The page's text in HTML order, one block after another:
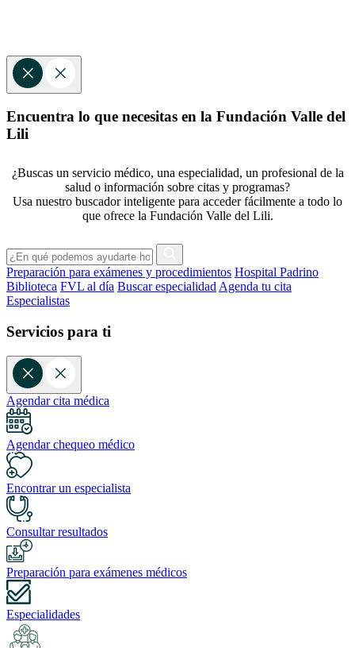
Encuentra lo que necesitas en la Fundación Valle del
Lili
¿Buscas un servicio médico, una especialidad, un profesional de la
salud o información sobre citas y programas?
Usa nuestro buscador inteligente para acceder fácilmente a todo lo
que ofrece la Fundación Valle del Lili.
Preparación para exámenes y procedimientos Hospital Padrino
Biblioteca FVL al día Buscar especialidad Agenda tu cita
Especialistas
Servicios para ti
Agendar cita médica
Agendar chequeo médico
Encontrar un especialista
Consultar resultados
Preparación para exámenes médicos
Especialidades